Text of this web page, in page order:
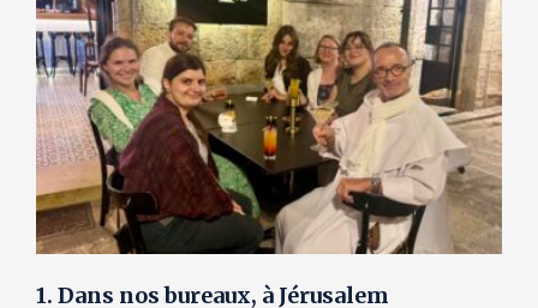
1. Dans nos bureaux, à Jérusalem